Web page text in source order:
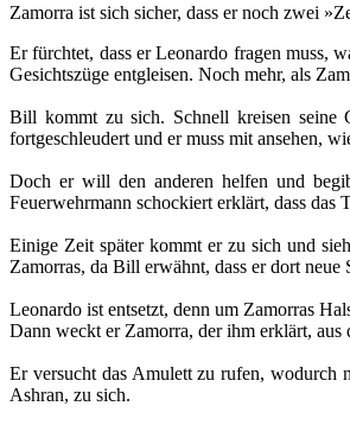
Zamorra ist sich sicher, dass er noch zwei
Er fürchtet, dass er Leonardo fragen muss,
Gesichtszüge entgleisen. Noch mehr, als
Bill kommt zu sich. Schnell kreisen seine
fortgeschleudert und er muss mit ansehen,
Doch er will den anderen helfen und
Feuerwehrmann schockiert erklärt, dass
Einige Zeit später kommt er zu sich und
Zamorras, da Bill erwähnt, dass er dort neue
Leonardo ist entsetzt, denn um Zamorras
Dann weckt er Zamorra, der ihm erklärt,
Er versucht das Amulett zu rufen, wodurch
Ashran, zu sich.